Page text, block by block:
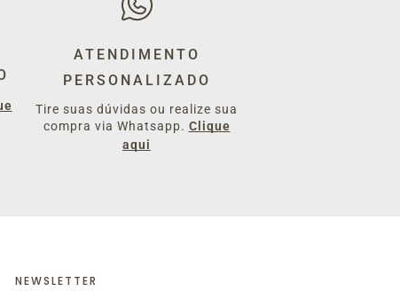
ATENDIMENTO
PERSONALIZADO
Tire suas dúvidas ou realize sua
compra via Whatsapp. Clique
aqui
NEWSLETTER